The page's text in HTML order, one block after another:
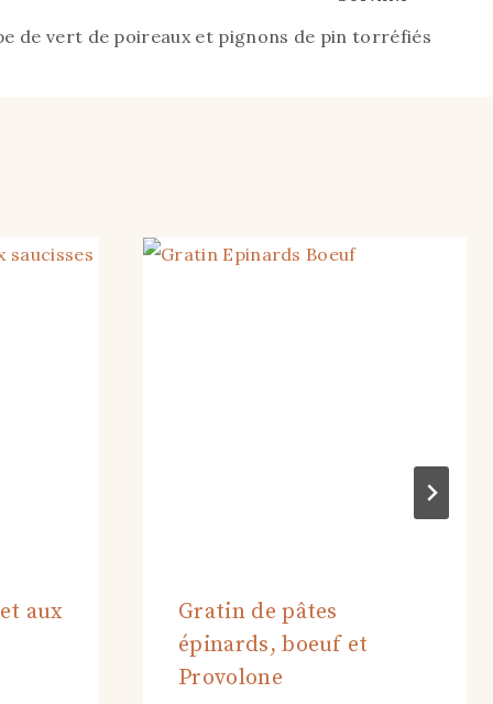
de vert de poireaux et pignons de pin torréfiés
aux
Gratin de pâtes
épinards, boeuf et
Provolone